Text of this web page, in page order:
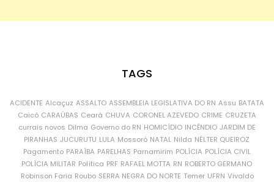
TAGS
ACIDENTE Alcaçuz ASSALTO ASSEMBLEIA LEGISLATIVA DO RN Assu BATATA
Caicó CARAÚBAS Ceará CHUVA CORONEL AZEVEDO CRIME CRUZETA
currais novos Dilma Governo do RN HOMICÍDIO INCÊNDIO JARDIM DE
PIRANHAS JUCURUTU LULA Mossoró NATAL Nilda NÉLTER QUEIROZ
Pagamento PARAÍBA PARELHAS Parnamirim POLÍCIA POLÍCIA CIVIL
POLÍCIA MILITAR Política PRF RAFAEL MOTTA RN ROBERTO GERMANO
Robinson Faria Roubo SERRA NEGRA DO NORTE Temer UFRN Vivaldo